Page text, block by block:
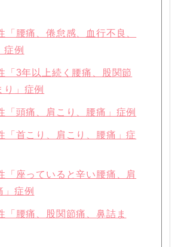
腰痛、倦怠感、血行不良、
症例
3年以上続く腰痛、股関節
り」症例
頭痛、肩こり、腰痛」症例
首こり、肩こり、腰痛」症
座っていると辛い腰痛、肩
」症例
腰痛、股関節痛、鼻詰ま